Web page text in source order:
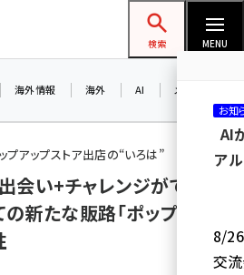
ショップ担当者フォーラム
検索 MENU
海外情報 海外 AI メタバース
アップストア出店の“いろは”
会い+チャレンジができる
の新たな販路「ポップアッ
お知
AI
ア
8/26
交